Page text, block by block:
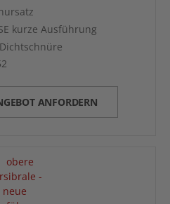
kurze Ausführung
ANFORDERN